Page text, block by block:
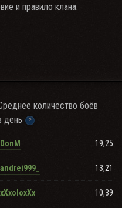
и правило клана.
количество боёв
день
DonM 19,25
andrei999_ 13,21
xXxoIoxXx 10,39